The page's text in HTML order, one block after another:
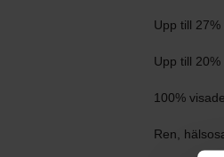
Upp till
Upp till
100%
Ren,